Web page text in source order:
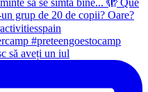
să aveți un iul